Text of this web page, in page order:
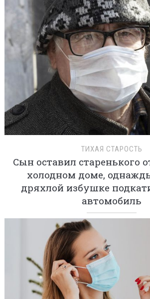
ТИХАЯ СТАРОСТЬ
Сын оставил старенького
холодном доме,
дряхлой избушке
автомобиль